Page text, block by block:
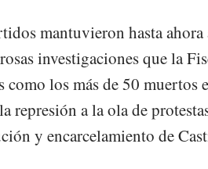
mantuvieron hasta
investigaciones que la
como los más de 50 muertos
represión a la ola de
y encarcelamiento de